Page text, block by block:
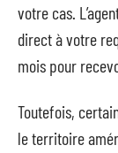
votre cas.
direct à votre
mois pour
Toutefois,
le territoire